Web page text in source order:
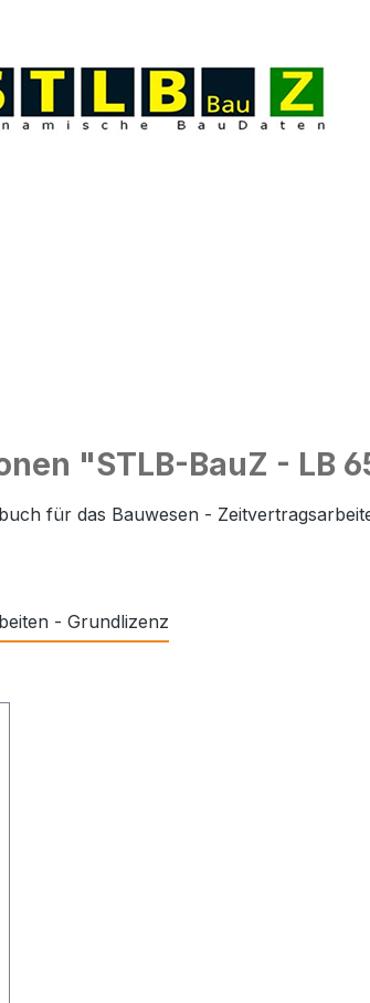
"STLB-BauZ - LB
für das Bauwesen -
- Grundlizenz